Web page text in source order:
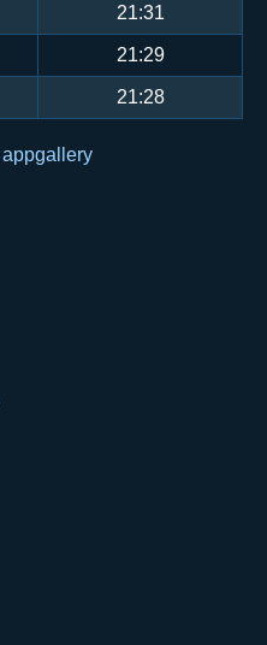
21:31
21:29
21:28